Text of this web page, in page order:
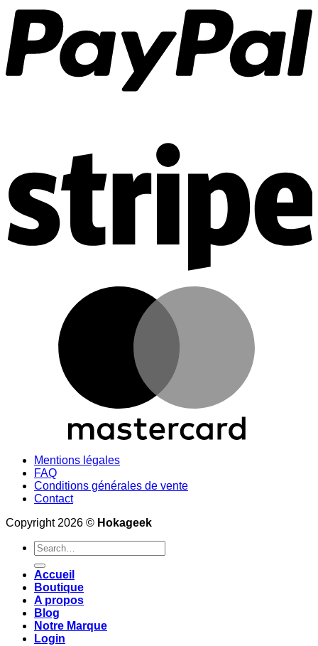
Mentions légales
FAQ
Conditions générales de vente
Contact
Copyright 2026 © Hokageek
Search
for:
Accueil
Boutique
A propos
Blog
Notre Marque
Login